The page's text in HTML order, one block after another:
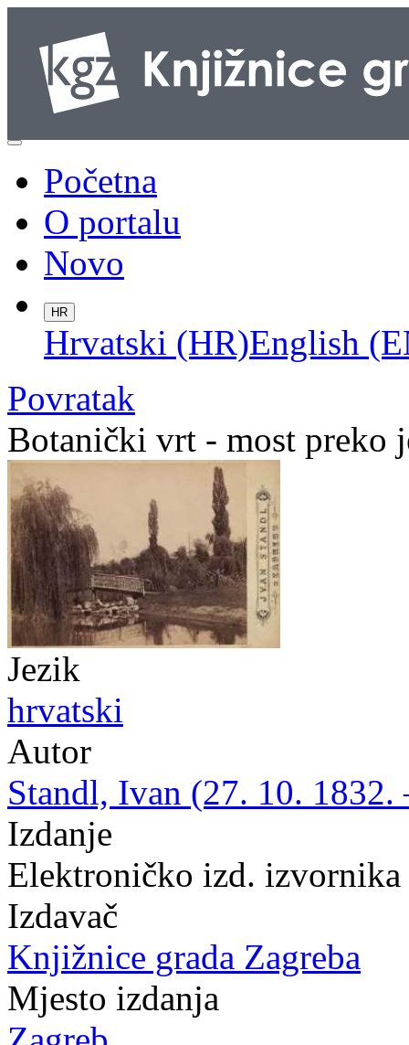
Početna
O portalu
Novo
HR
Hrvatski (HR)English
Povratak
Botanički vrt - most preko
Jezik
hrvatski
Autor
Standl, Ivan (27. 10. 1832.
Izdanje
Elektroničko izd. izvornika
Izdavač
Knjižnice grada Zagreba
Mjesto izdanja